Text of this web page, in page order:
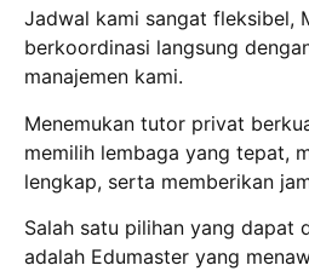
Jadwal kami sangat fleksibel,
berkoordinasi langsung
manajemen kami.
Menemukan tutor privat
memilih lembaga yang tepat,
lengkap, serta memberikan
Salah satu pilihan yang dapat
adalah Edumaster yang